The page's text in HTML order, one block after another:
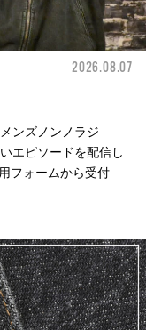
2026.08.07
ンズノンノラジ
エピソードを配信し
フォームから受付